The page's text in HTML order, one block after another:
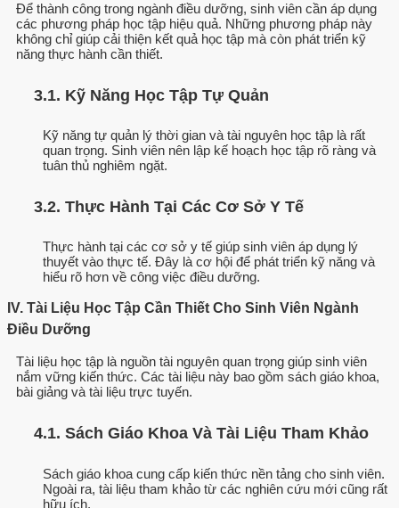
Để thành công trong ngành điều dưỡng, sinh viên cần áp dụng
các phương pháp học tập hiệu quả. Những phương pháp này
không chỉ giúp cải thiện kết quả học tập mà còn phát triển kỹ
năng thực hành cần thiết.
3.1. Kỹ Năng Học Tập Tự Quản
Kỹ năng tự quản lý thời gian và tài nguyên học tập là rất
quan trọng. Sinh viên nên lập kế hoạch học tập rõ ràng và
tuân thủ nghiêm ngặt.
3.2. Thực Hành Tại Các Cơ Sở Y Tế
Thực hành tại các cơ sở y tế giúp sinh viên áp dụng lý
thuyết vào thực tế. Đây là cơ hội để phát triển kỹ năng và
hiểu rõ hơn về công việc điều dưỡng.
IV. Tài Liệu Học Tập Cần Thiết Cho Sinh Viên Ngành
Điều Dưỡng
Tài liệu học tập là nguồn tài nguyên quan trọng giúp sinh viên
nắm vững kiến thức. Các tài liệu này bao gồm sách giáo khoa,
bài giảng và tài liệu trực tuyến.
4.1. Sách Giáo Khoa Và Tài Liệu Tham Khảo
Sách giáo khoa cung cấp kiến thức nền tảng cho sinh viên.
Ngoài ra, tài liệu tham khảo từ các nghiên cứu mới cũng rất
hữu ích.